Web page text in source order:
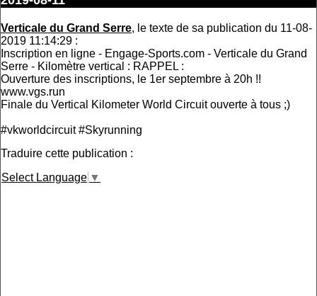
Verticale du Grand Serre, le texte de sa publication du 11-08-
2019 11:14:29 :
Inscription en ligne - Engage-Sports.com - Verticale du Grand
Serre - Kilomètre vertical : RAPPEL :
Ouverture des inscriptions, le 1er septembre à 20h !!
www.vgs.run
Finale du Vertical Kilometer World Circuit ouverte à tous ;)
#vkworldcircuit #Skyrunning
Traduire cette publication :
Select Language ▼